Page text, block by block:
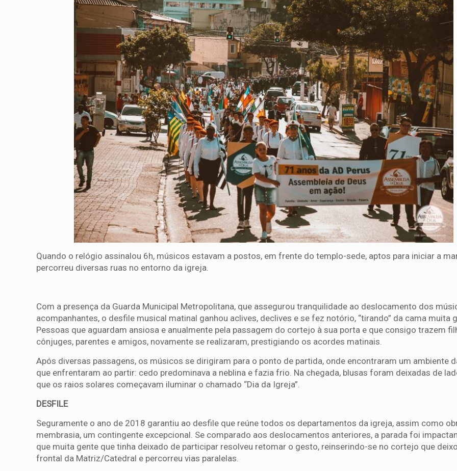
Quando o relógio assinalou 6h, músicos estavam a postos, em frente do templo-sede, aptos para iniciar a
percorreu diversas ruas no entorno da igreja.
Com a presença da Guarda Municipal Metropolitana, que assegurou tranquilidade ao deslocamento dos
acompanhantes, o desfile musical matinal ganhou aclives, declives e se fez notório, “tirando” da cama muita
Pessoas que aguardam ansiosa e anualmente pela passagem do cortejo à sua porta e que consigo trazem
cônjuges, parentes e amigos, novamente se realizaram, prestigiando os acordes matinais.
Após diversas passagens, os músicos se dirigiram para o ponto de partida, onde encontraram um ambiente
que enfrentaram ao partir: cedo predominava a neblina e fazia frio. Na chegada, blusas foram deixadas de
que os raios solares começavam iluminar o chamado “Dia da Igreja”.
DESFILE
Seguramente o ano de 2018 garantiu ao desfile que reúne todos os departamentos da igreja, assim como
membrasia, um contingente excepcional. Se comparado aos deslocamentos anteriores, a parada foi
que muita gente que tinha deixado de participar resolveu retomar o gesto, reinserindo-se no cortejo que
frontal da Matriz/Catedral e percorreu vias paralelas.